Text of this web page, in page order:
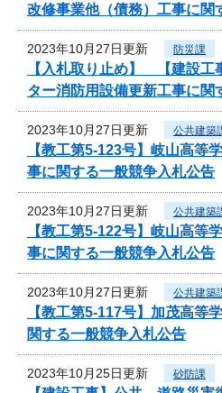
改修事業他（債務）工事に関
2023年10月27日更新 防災課
【入札取り止め】 【建設工
ター消防用設備更新工事に関
2023年10月27日更新 公共建築
【教工第5-123号】岐山高等
事に関する一般競争入札公告
2023年10月27日更新 公共建築
【教工第5-122号】岐山高等
事に関する一般競争入札公告
2023年10月27日更新 公共建築
【教工第5-117号】加茂高等
関する一般競争入札公告
2023年10月25日更新 砂防課